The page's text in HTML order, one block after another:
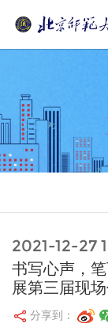
2021-12-27
书写心声，
展第三届现
分享到：